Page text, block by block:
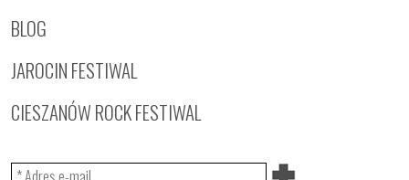
BLOG
JAROCIN FESTIWAL
CIESZANÓW ROCK FESTIWAL